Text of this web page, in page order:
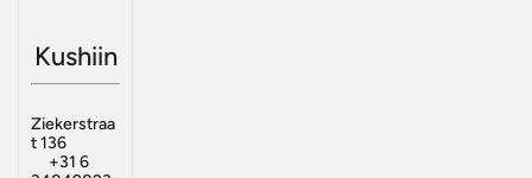
Kushiin
Ziekerstraa
t 136
+31 6